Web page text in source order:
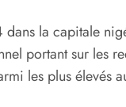
la capitale
portant sur les
les plus élevés